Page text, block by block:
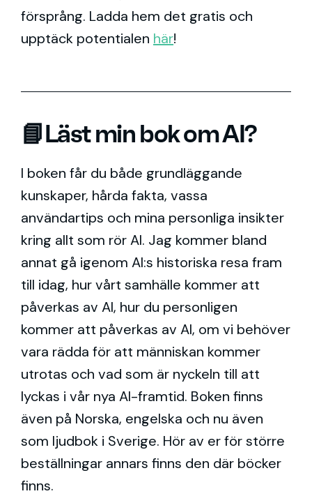
försprång. Ladda hem det gratis och
upptäck potentialen här!
📘Läst min bok om AI?
I boken får du både grundläggande
kunskaper, hårda fakta, vassa
användartips och mina personliga insikter
kring allt som rör AI. Jag kommer bland
annat gå igenom AI:s historiska resa fram
till idag, hur vårt samhälle kommer att
påverkas av AI, hur du personligen
kommer att påverkas av AI, om vi behöver
vara rädda för att människan kommer
utrotas och vad som är nyckeln till att
lyckas i vår nya AI-framtid. Boken finns
även på Norska, engelska och nu även
som ljudbok i Sverige. Hör av er för större
beställningar annars finns den där böcker
finns.